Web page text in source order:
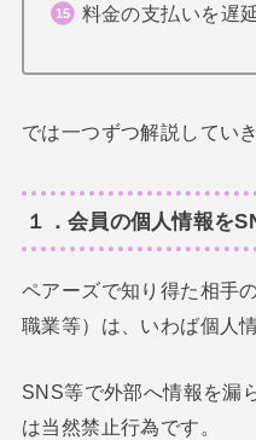
料金の支払いを遅
では一つずつ解説していき
１．会員の個人情報を
ペアーズで知り得た相手
職業等）は、いわば個人
SNS等で外部へ情報を漏
は当然禁止行為です。